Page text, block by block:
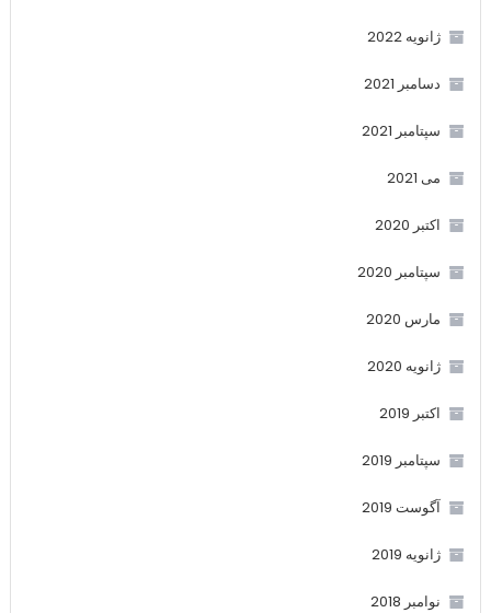
ژانویه 2022
دسامبر 2021
سپتامبر 2021
می 2021
اکتبر 2020
سپتامبر 2020
مارس 2020
ژانویه 2020
اکتبر 2019
سپتامبر 2019
آگوست 2019
ژانویه 2019
نوامبر 2018